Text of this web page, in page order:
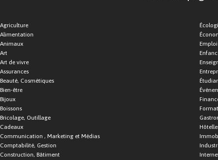
Agriculture
Alimentation
Animaux
Art
Art de vivre
Assurances
Beauté, Cosmétiques
Bien-être
Bijoux
Boissons
Bricolage, Outillage
Cadeaux
Communication , Marketing et Médias
Comptabilité, Gestion
Construction, Bâtiment
Emploi